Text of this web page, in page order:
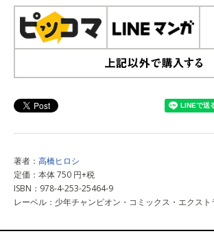
著者： 高橋ヒロシ
定価：本体 750 円+税
ISBN：978-4-253-25464-9
レーベル：少年チャンピオン・コミックス・エクスト